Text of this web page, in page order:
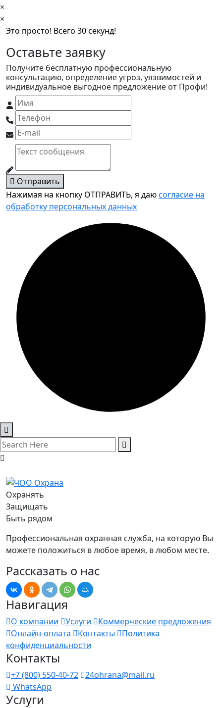
×
×
Это просто! Всего 30 секунд!
Оставьте заявку
Получите бесплатную профессиональную
консультацию, определение угроз, уязвимостей и
индивидуальное выгодное предложение от Профи!
Отправить
Нажимая на кнопку ОТПРАВИТЬ, я даюсогласие на
обработку персональных данных
Охранять
Защищать
Быть рядом
Профессиональная охранная служба, на которую Вы
можете положиться в любое время, в любом месте.
Рассказать о нас
Навигация
О компании Услуги
Коммерческие предложения
Онлайн-оплата
Контакты
Политика
конфиденциальности
Контакты
+7 (800) 550-40-72
24ohrana@mail.ru
WhatsApp
Услуги